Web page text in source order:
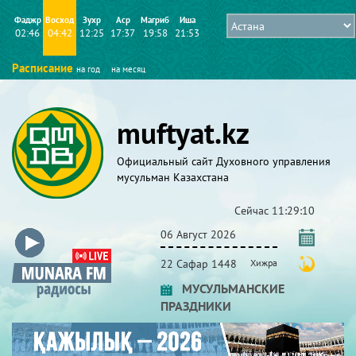
Фаджр
02:46
Восход
04:42
Зухр
12:25
Аср
17:37
Магриб
19:58
Иша
21:53
Расписание на год на месяц
muftyat.kz
Официальный сайт Духовного управления
мусульман Казахстана
Сейчас 11:29:10
06 Август 2026
22 Сафар 1448 Хижра
МУСУЛЬМАНСКИЕ
ПРАЗДНИКИ